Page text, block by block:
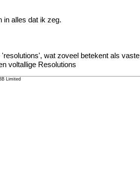
in alles dat ik zeg.
wat zoveel betekent als
voltallige Resolutions
Limited